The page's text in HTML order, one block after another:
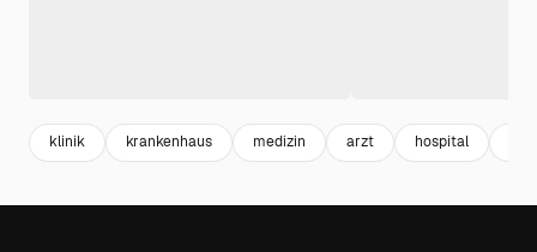
klinik krankenhaus medizin arzt hospital